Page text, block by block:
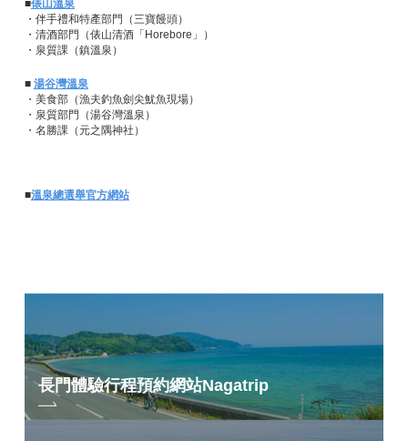
■俵山溫泉
・伴手禮和特產部門（三寶饅頭）
・清酒部門（俵山清酒「Horebore」）
・泉質課（鎮溫泉）
■ 湯谷灣溫泉
・美食部（漁夫釣魚劍尖魷魚現場）
・泉質部門（湯谷灣溫泉）
・名勝課（元之隅神社）
■溫泉總選舉官方網站
長門體驗行程預約網站Nagatrip